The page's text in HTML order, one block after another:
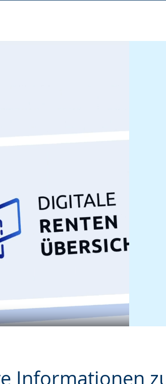
Informationen